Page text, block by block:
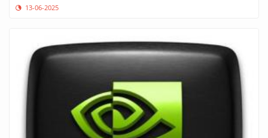
13-06-2025